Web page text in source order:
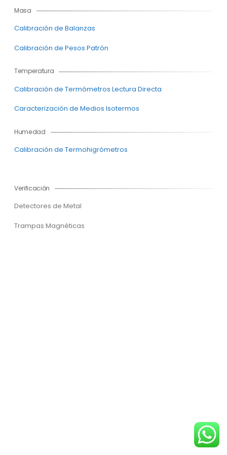
Masa
Calibración de Balanzas
Calibración de Pesos Patrón
Temperatura
Calibración de Termómetros Lectura Directa
Caracterización de Medios Isotermos
Humedad
Calibración de Termohigrómetros
Verificación
Detectores de Metal
Trampas Magnéticas